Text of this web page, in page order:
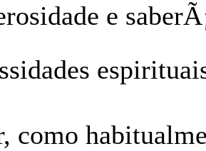
e
como